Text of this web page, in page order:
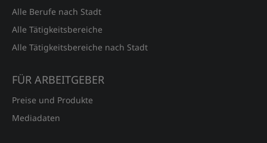
Alle Berufe nach Stadt
Alle Tätigkeitsbereiche
Alle Tätigkeitsbereiche nach Stadt
FÜR ARBEITGEBER
Preise und Produkte
Mediadaten